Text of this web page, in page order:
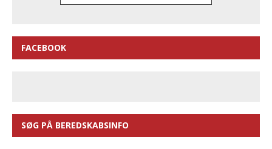
FACEBOOK
SØG PÅ BEREDSKABSINFO